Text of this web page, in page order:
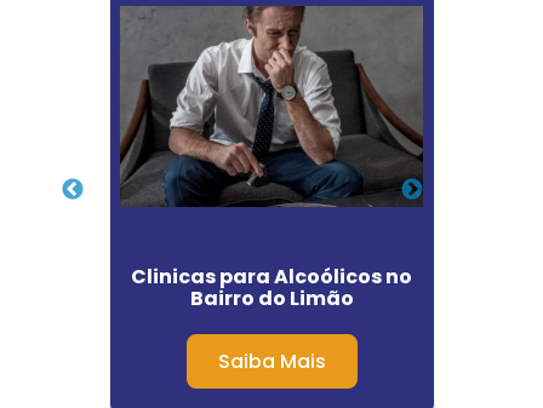
Clinicas para Alcoólicos no
Bairro do Limão
Saiba Mais